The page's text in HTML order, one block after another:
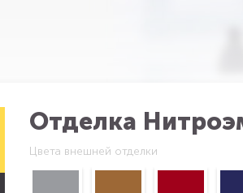
Отделка
Цвета внешней отделки